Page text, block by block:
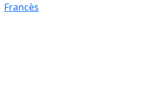
Francès